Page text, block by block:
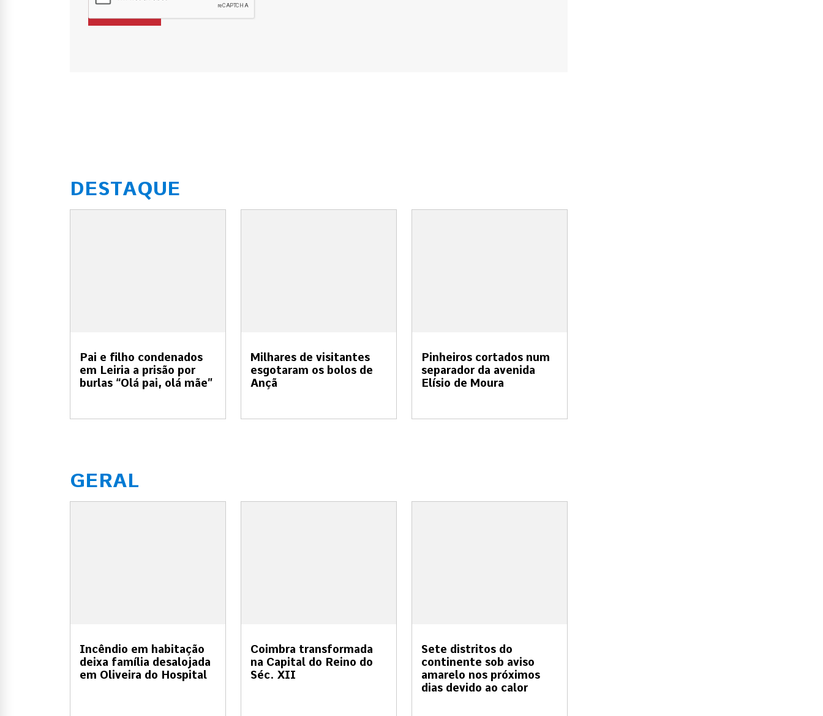
DESTAQUE
Pai e filho condenados
em Leiria a prisão por
burlas “Olá pai, olá mãe”
Milhares de visitantes
esgotaram os bolos de
Ançã
Pinheiros cortados num
separador da avenida
Elísio de Moura
GERAL
Incêndio em habitação
deixa família desalojada
em Oliveira do Hospital
Coimbra transformada
na Capital do Reino do
Séc. XII
Sete distritos do
continente sob aviso
amarelo nos próximos
dias devido ao calor